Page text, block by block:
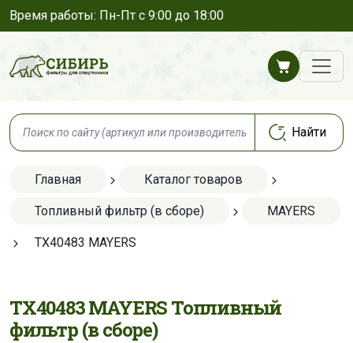
Время работы: Пн-Пт с 9:00 до 18:00
Главная Каталог товаров
Топливный фильтр (в сборе) MAYERS
TX40483 MAYERS
TX40483 MAYERS Топливный
фильтр (в сборе)